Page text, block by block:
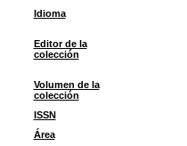
Idioma
Editor de la
colección
Volumen de la
colección
ISSN
Área